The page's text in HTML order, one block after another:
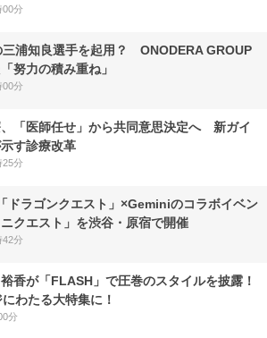
00分
三浦知良選手を起用？ ONODERA GROUP
努力の積み重ね」
00分
、「医師任せ」から共同意思決定へ 新ガイ
す診療改革
25分
ドラゴンクエスト」×Geminiのコラボイベン
ニクエスト」を渋谷・原宿で開催
42分
香が「FLASH」で圧巻のスタイルを披露！
わたる大特集に！
分